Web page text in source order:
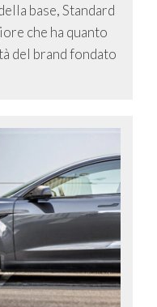
base, Standard
che ha quanto
del brand fondato